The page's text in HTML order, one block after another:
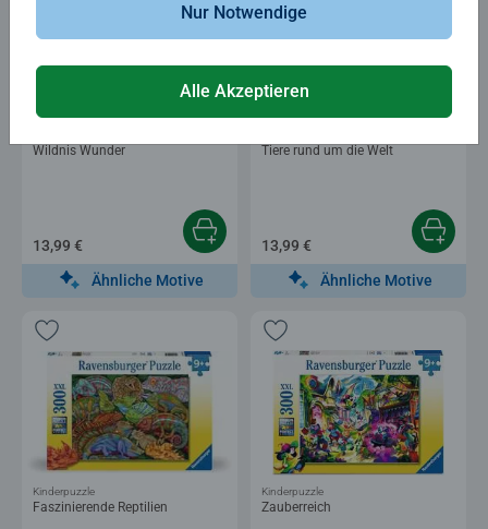
Wildnis Wunder
13,99 €
Ähnliche Motive
Tiere rund um die Welt
13,99 €
Ähnliche Motive
Faszinierende Reptilien
Kinderpuzzle
Zauberreich
Kinderpuzzle
Nur Notwendige
Alle Akzeptieren